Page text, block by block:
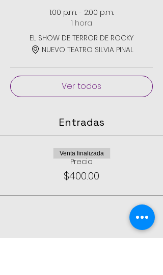
1:00 p.m. - 2:00 p.m.
1 hora
EL SHOW DE TERROR DE ROCKY
NUEVO TEATRO SILVIA PINAL
Ver todos
Entradas
Precio
$400.00
Venta finalizada